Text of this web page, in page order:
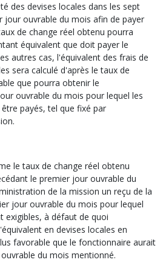
des devises locales dans les sept
jour ouvrable du mois afin de payer
de change réel obtenu pourra
équivalent que doit payer le
autres cas, l'équivalent des frais de
sera calculé d'après le taux de
que pourra obtenir le
ouvrable du mois pour lequel les
payés, tel que fixé par
le taux de change réel obtenu
le premier jour ouvrable du
de la mission un reçu de la
jour ouvrable du mois pour lequel
exigibles, à défaut de quoi
en devises locales en
favorable que le fonctionnaire aurait
du mois mentionné.